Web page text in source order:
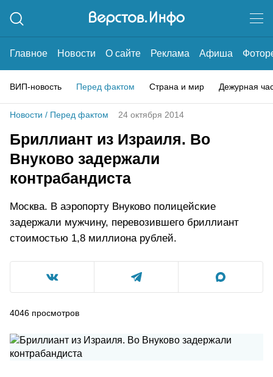
Главное Новости О сайте Реклама Афиша
ВИП-новость Перед фактом Страна и мир Дежурная
Новости / Перед фактом 24 октября 2014
Бриллиант из Израиля. Во
Внуково задержали
контрабандиста
Москва. В аэропорту Внуково полицейские
задержали мужчину, перевозившего бриллиант
стоимостью 1,8 миллиона рублей.
4046 просмотров